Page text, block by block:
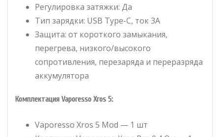
Регулировка затяжки: Да
Тип зарядки: USB Type-C, ток 3A
Защита: от короткого замыкания,
перегрева, низкого/высокого
сопротивления, перезаряда и переразряда
аккумулятора
Комплектация Vaporesso Xros 5:
Vaporesso Xros 5 Mod — 1 шт